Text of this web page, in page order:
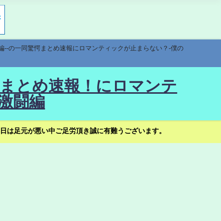
の一同驚愕まとめ速報にロマンティックが止まらない？-僕の
とめ速報！にロマンテ
闘編
足元が悪い中ご足労頂き誠に有難うございます。